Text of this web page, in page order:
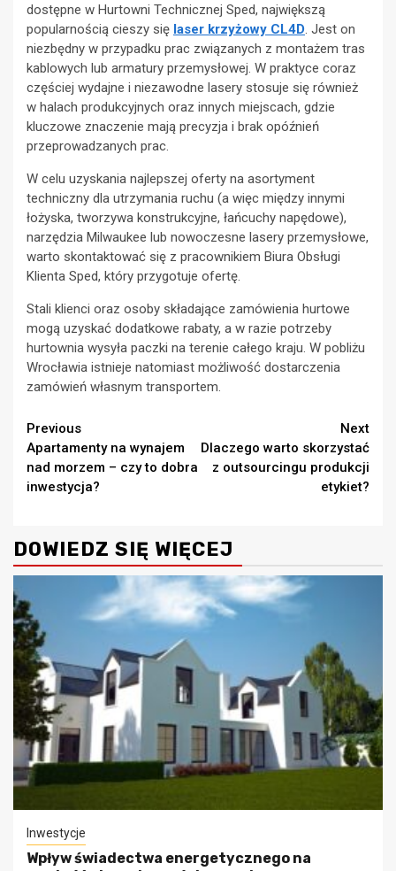
dostępne w Hurtowni Technicznej Sped, największą
popularnością cieszy się laser krzyżowy CL4D. Jest on
niezbędny w przypadku prac związanych z montażem tras
kablowych lub armatury przemysłowej. W praktyce coraz
częściej wydajne i niezawodne lasery stosuje się również
w halach produkcyjnych oraz innych miejscach, gdzie
kluczowe znaczenie mają precyzja i brak opóźnień
przeprowadzanych prac.
W celu uzyskania najlepszej oferty na asortyment
techniczny dla utrzymania ruchu (a więc między innymi
łożyska, tworzywa konstrukcyjne, łańcuchy napędowe),
narzędzia Milwaukee lub nowoczesne lasery przemysłowe,
warto skontaktować się z pracownikiem Biura Obsługi
Klienta Sped, który przygotuje ofertę.
Stali klienci oraz osoby składające zamówienia hurtowe
mogą uzyskać dodatkowe rabaty, a w razie potrzeby
hurtownia wysyła paczki na terenie całego kraju. W pobliżu
Wrocławia istnieje natomiast możliwość dostarczenia
zamówień własnym transportem.
Continue
Reading
Previous
Apartamenty na wynajem
nad morzem – czy to dobra
inwestycja?
Next
Dlaczego warto skorzystać
z outsourcingu produkcji
etykiet?
DOWIEDZ SIĘ WIĘCEJ
Inwestycje
Wpływ świadectwa energetycznego na